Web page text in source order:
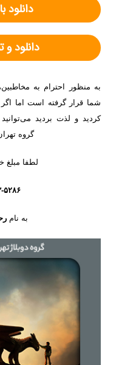
دانلود
دانلود و
به منظور احترام به
شما قرار گرفته است اما اگر
کردید و لذت بردید
گروه
لطفا مبلغ
به نام